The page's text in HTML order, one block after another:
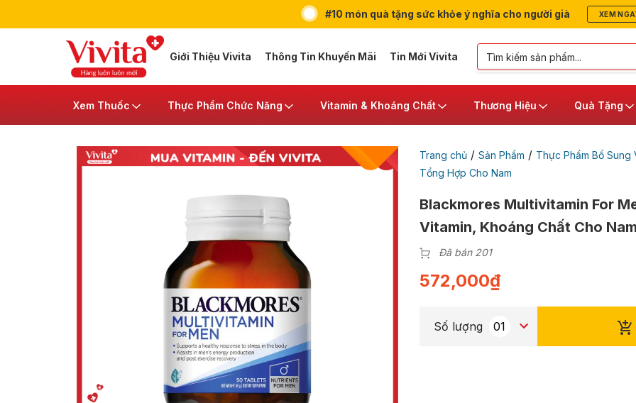
#10 món quà tặng sức khỏe ý nghĩa cho người già XEM
Giới Thiệu Vivita Thông Tin Khuyến Mãi Tin Mới Vivita
Xem Thuốc Thực Phẩm Chức Năng Vitamin & Khoáng Chất Thương Hiệu Quà Tặng
Trang chủ/ Sản Phẩm / Thực Phẩm Bổ Sung
Tổng Hợp Cho Nam
Blackmores Multivitamin For
Vitamin, Khoáng Chất Cho
Đã bán 201
572,000₫
Số lượng